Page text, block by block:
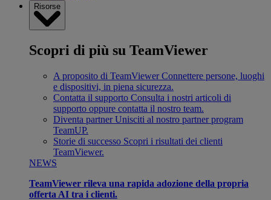
Risorse
Scopri di più su TeamViewer
A proposito di TeamViewer Connettere persone, luoghi
e dispositivi, in piena sicurezza.
Contatta il supporto Consulta i nostri articoli di
supporto oppure contatta il nostro team.
Diventa partner Unisciti al nostro partner program
TeamUP.
Storie di successo Scopri i risultati dei clienti
TeamViewer.
NEWS
TeamViewer rileva una rapida adozione della propria
offerta AI tra i clienti.